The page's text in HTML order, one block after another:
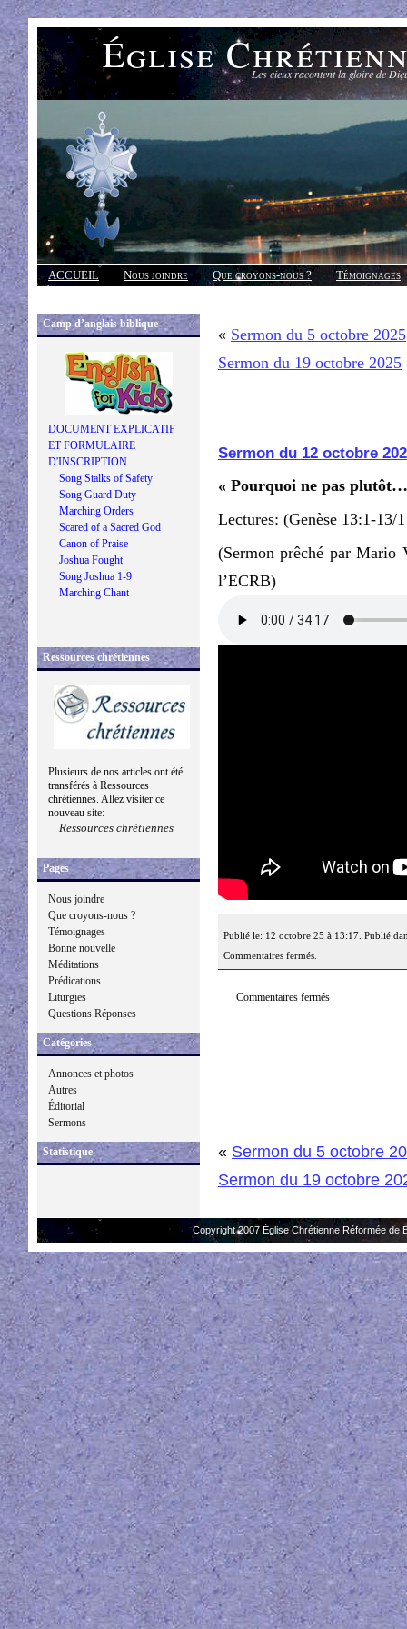
Église Les cieux racontent la gloire de
ACCUEIL Nous joindre Que croyons-nous ?
Témoignages
Réponses
Camp d’anglais biblique
DOCUMENT EXPLICATIF
ET FORMULAIRE
D'INSCRIPTION
Song Stalks of Safety
Song Guard Duty
Marching Orders
Scared of a Sacred God
Canon of Praise
Joshua Fought
Song Joshua 1-9
Marching Chant
Ressources chrétiennes
Plusieurs de nos articles ont été
transférés à Ressources
chrétiennes. Allez visiter ce
nouveau site:
Ressources chrétiennes
Pages
Nous joindre
Que croyons-nous ?
Témoignages
Bonne nouvelle
Méditations
Prédications
Liturgies
Questions Réponses
Catégories
Annonces et photos
Autres
Éditorial
Sermons
Statistique
« Sermon du 5 octobre 2025
Sermon du 19 octobre 2025
Sermon du 12 octobre
« Pourquoi ne pas
Lectures: (Genèse 13:1-13/
(Sermon prêché par Mario
l’ECRB)
Publié le: 12 octobre 25 à 13:17. Publié
Commentaires fermés.
Commentaires fermés
« Sermon du 5 octobre
Sermon du 19 octobre
Copyright 2007 Église Chrétienne Réformée de